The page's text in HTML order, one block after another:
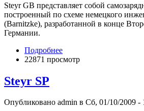
Steyr GB представляет собой
построенный по схеме немецкого
(Barnitzke), разработанной в конце
Германии.
Подробнее
22871 просмотр
Steyr SP
Опубликовано admin в Сб, 01/10/2009 -